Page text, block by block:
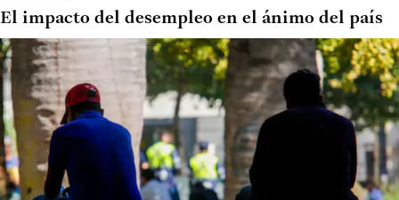
El impacto del desempleo en el ánimo del país